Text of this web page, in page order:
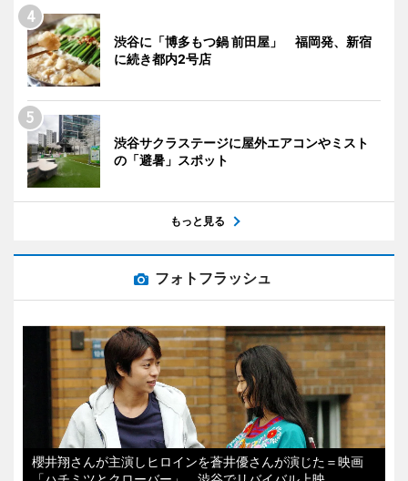
渋谷に「博多もつ鍋 前田屋」 福岡発、新宿
に続き都内2号店
渋谷サクラステージに屋外エアコンやミスト
の「避暑」スポット
もっと見る
フォトフラッシュ
櫻井翔さんが主演しヒロインを蒼井優さんが演じた＝映画